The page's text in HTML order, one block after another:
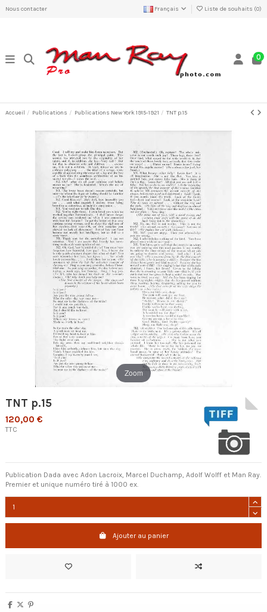
Nous contacter Français Liste de souhaits (0)
0
Accueil Publications Publications New York 1915-1921 TNT p.15
Zoom
TNT p.15
120,00 €
TTC
Publication Dada avec Adon Lacroix, Marcel Duchamp, Adolf Wolff et Man Ray.
Premier et unique numéro tiré à 1000 ex.
Ajouter au panier